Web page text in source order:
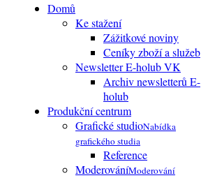
Domů
Ke stažení
Zážitkové noviny
Ceníky zboží a služeb
Newsletter E-holub VK
Archiv newsletterů E-
holub
Produkční centrum
Grafické studioNabídka
grafického studia
Reference
ModerováníModerování